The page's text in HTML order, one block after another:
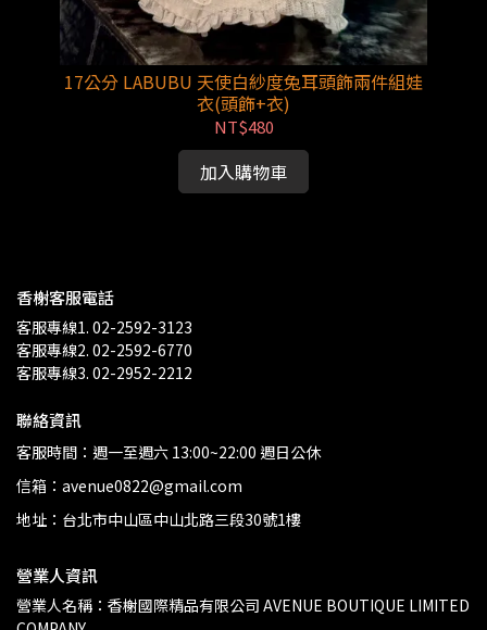
17公分 LABUBU 天使白紗度兔耳頭飾兩件組娃
衣(頭飾+衣)
NT$480
加入購物車
香榭客服電話
客服專線1. 02-2592-3123
客服專線2. 02-2592-6770
客服專線3. 02-2952-2212
聯絡資訊
客服時間：週一至週六 13:00~22:00 週日公休
信箱：avenue0822@gmail.com
地址：台北市中山區中山北路三段30號1樓
營業人資訊
營業人名稱：香榭國際精品有限公司 AVENUE BOUTIQUE LIMITED